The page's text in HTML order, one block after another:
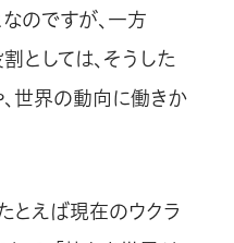
のですが、一方
としては、そうした
世界の動向に働きか
とえば現在のウクラ